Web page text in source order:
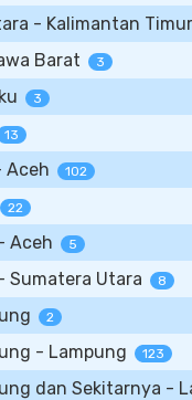
- Kalimantan Timur
Barat 3
3
13
Aceh 102
22
Aceh 5
Sumatera Utara 8
2
- Lampung 123
dan Sekitarnya -